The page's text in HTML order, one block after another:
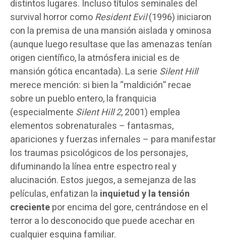
distintos lugares. Incluso títulos seminales del
survival horror comoResident Evil(1996) iniciaron
con la premisa de una mansión aislada y ominosa
(aunque luego resultase que las amenazas tenían
origen científico, la atmósfera inicial es de
mansión gótica encantada). La serie Silent Hill
merece mención: si bien la “maldición” recae
sobre un pueblo entero, la franquicia
(especialmente Silent Hill 2, 2001) emplea
elementos sobrenaturales – fantasmas,
apariciones y fuerzas infernales – para manifestar
los traumas psicológicos de los personajes,
difuminando la línea entre espectro real y
alucinación. Estos juegos, a semejanza de las
películas, enfatizan la inquietud y la tensión
crecientepor encima del gore, centrándose en el
terror a lo desconocido que puede acechar en
cualquier esquina familiar.